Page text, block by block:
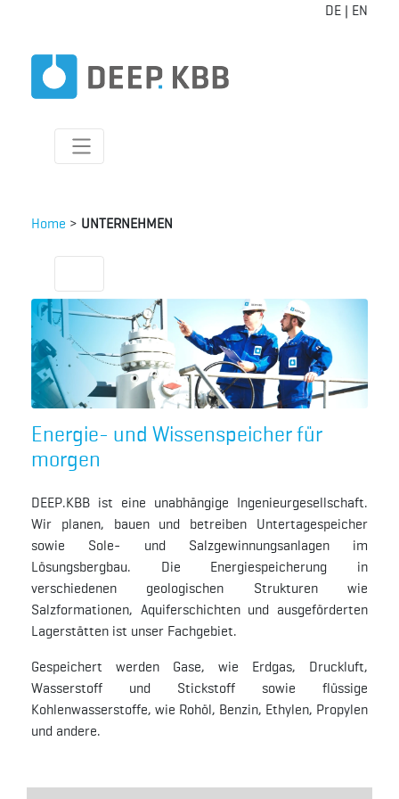
DE | EN
Home > UNTERNEHMEN
Energie- und Wissenspeicher für
morgen
DEEP.KBB ist eine unabhängige Ingenieurgesellschaft.
Wir planen, bauen und betreiben Untertagespeicher
sowie Sole- und Salzgewinnungsanlagen im
Lösungsbergbau. Die Energiespeicherung in
verschiedenen geologischen Strukturen wie
Salzformationen, Aquiferschichten und ausgeförderten
Lagerstätten ist unser Fachgebiet.
Gespeichert werden Gase, wie Erdgas, Druckluft,
Wasserstoff und Stickstoff sowie flüssige
Kohlenwasserstoffe, wie Rohöl, Benzin, Ethylen, Propylen
und andere.